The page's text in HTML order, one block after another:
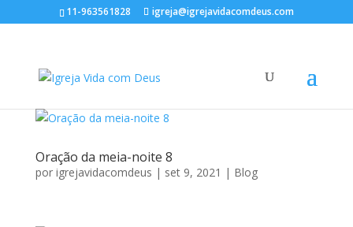
11-963561828 igreja@igrejavidacomdeus.com
Oração da meia-noite 8
por igrejavidacomdeus | set 9, 2021 | Blog